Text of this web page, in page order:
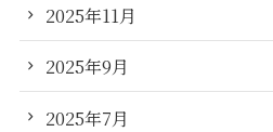
2025年11月
2025年9月
2025年7月